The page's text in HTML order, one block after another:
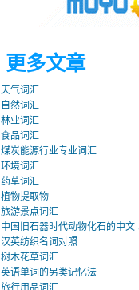
更多文章
天气词汇
自然词汇
林业词汇
食品词汇
煤炭能源行业专业词汇
环境词汇
药草词汇
植物提取物
旅游景点词汇
中国旧石器时代动物化石的中
汉英纺织名词对照
树木花草词汇
英语单词的另类记忆法
旅行用品词汇